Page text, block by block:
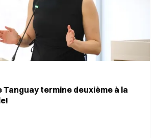
Tanguay termine deuxième à la